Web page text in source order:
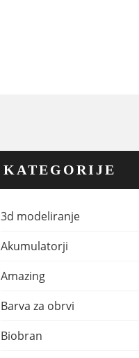
KATEGORIJE
3d modeliranje
Akumulatorji
Amazing
Barva za obrvi
Biobran